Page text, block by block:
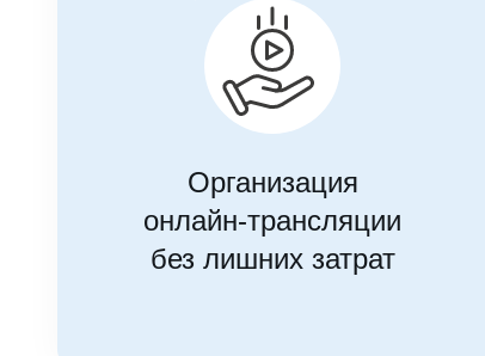
Организация
онлайн-трансляции
без лишних затрат